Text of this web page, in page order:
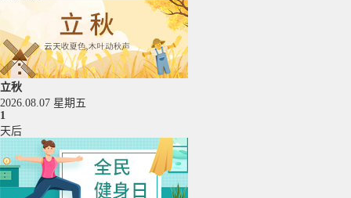
立秋
2026.08.07 星期五
1
天后